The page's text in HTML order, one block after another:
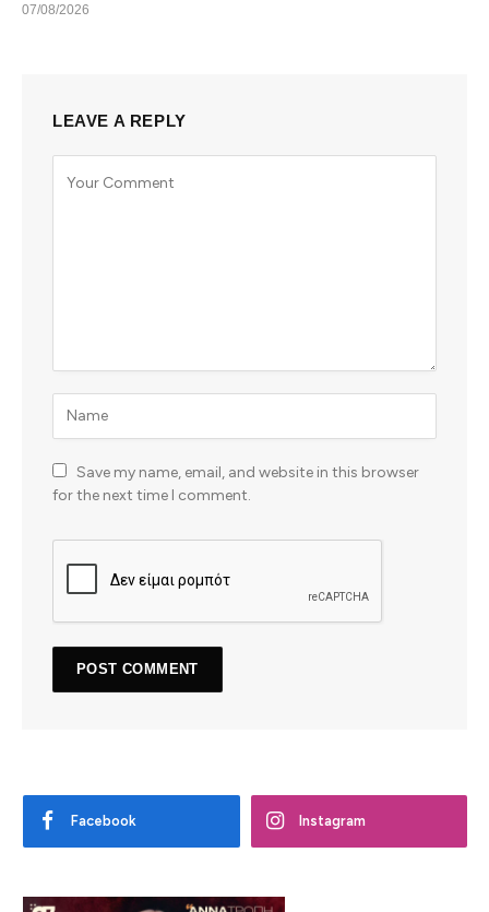
07/08/2026
LEAVE A REPLY
Save my name, email, and website in this browser
for the next time I comment.
Facebook Instagram